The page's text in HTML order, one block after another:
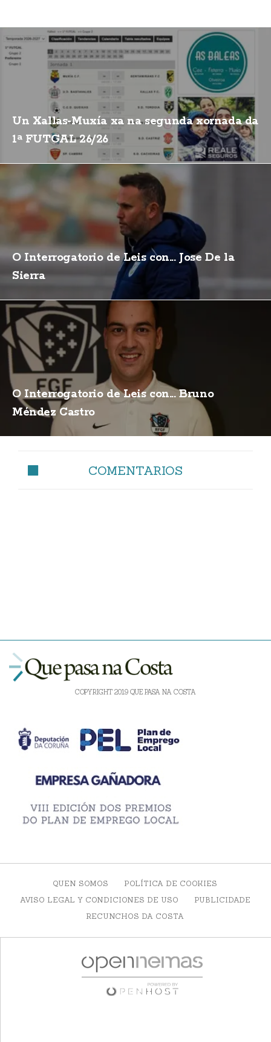
Un Xallas-Muxía xa na segunda xornada da
1ª FUTGAL 26/26
O Interrogatorio de Leis con... Jose De la
Sierra
O Interrogatorio de Leis con... Bruno
Méndez Castro
COMENTARIOS
COPYRIGHT 2019 QUE PASA NA COSTA
QUEN SOMOS
POLÍTICA DE COOKIES
AVISO LEGAL Y CONDICIONES DE USO
PUBLICIDADE
RECUNCHOS DA COSTA